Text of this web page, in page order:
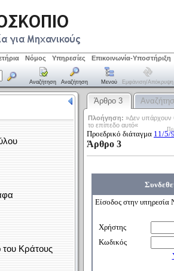
Νόμος Υπηρεσίες Επικοινωνία-Υποστήριξη
Αναζήτηση Αναζήτηση Μενού Εμφάνιση/απόκρυψη
Άρθρο 3